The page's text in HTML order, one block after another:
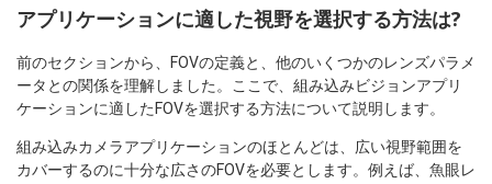
アプリケーションに適した視野を選択する方法は?
前のセクションから、FOVの定義と、他のいくつかのレンズパラメ
ータとの関係を理解しました。ここで、組み込みビジョンアプリ
ケーションに適したFOVを選択する方法について説明します。
組み込みカメラアプリケーションのほとんどは、広い視野範囲を
カバーするのに十分な広さのFOVを必要とします。例えば、魚眼レ